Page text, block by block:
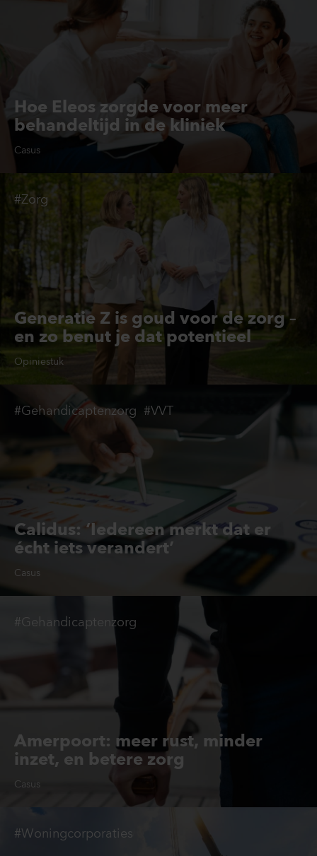
Hoe Eleos zorgde voor meer
behandeltijd in de kliniek
Casus
Generatie Z is goud voor de zorg –
en zo benut je dat potentieel
Opiniestuk
#Zorg
Calidus: ‘Iedereen merkt dat er
écht iets verandert’
Casus
#Gehandicaptenzorg #VVT
Amerpoort: meer rust, minder
inzet, en betere zorg
Casus
#Gehandicaptenzorg
#Woningcorporaties